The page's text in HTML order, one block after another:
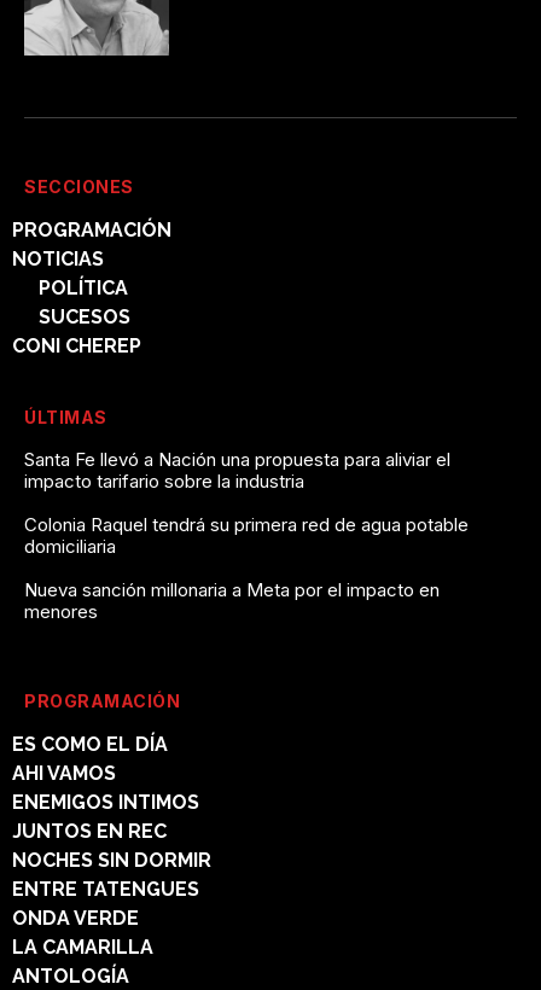
SECCIONES
PROGRAMACIÓN
NOTICIAS
POLÍTICA
SUCESOS
CONI CHEREP
ÚLTIMAS
Santa Fe llevó a Nación una propuesta para aliviar el
impacto tarifario sobre la industria
Colonia Raquel tendrá su primera red de agua potable
domiciliaria
Nueva sanción millonaria a Meta por el impacto en
menores
PROGRAMACIÓN
ES COMO EL DÍA
AHI VAMOS
ENEMIGOS INTIMOS
JUNTOS EN REC
NOCHES SIN DORMIR
ENTRE TATENGUES
ONDA VERDE
LA CAMARILLA
ANTOLOGÍA